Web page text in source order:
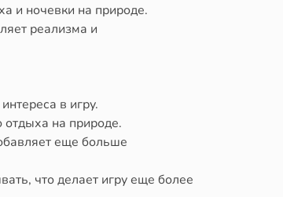
и ночевки на природе.
реализма и
в игру.
отдыха на природе.
еще больше
что делает игру еще более